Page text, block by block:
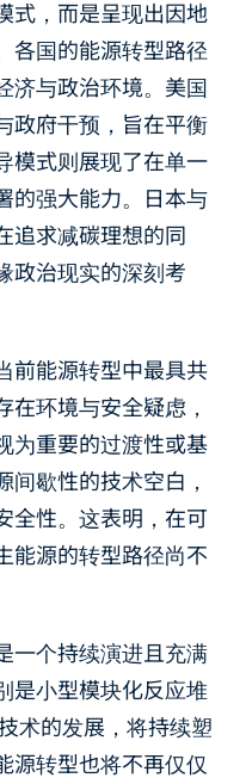
式，而是呈现出因地
各国的能源转型路径
济与政治环境。美国
政府干预，旨在平衡
模式则展现了在单一
的强大能力。日本与
追求减碳理想的同
政治现实的深刻考
前能源转型中最具共
在环境与安全疑虑，
为重要的过渡性或基
间歇性的技术空白，
全性。这表明，在可
能源的转型路径尚不
一个持续演进且充满
是小型模块化反应堆
术的发展，将持续塑
源转型也将不再仅仅